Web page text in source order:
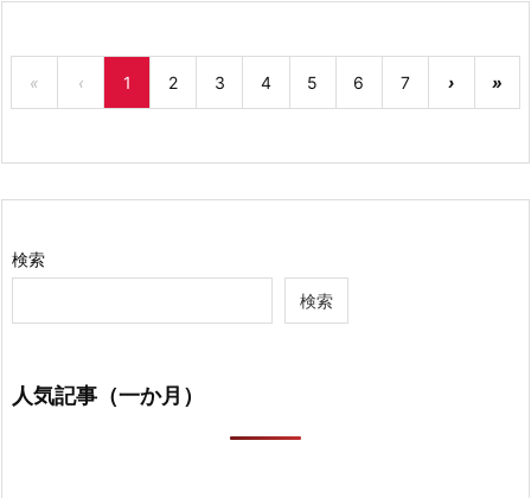
« ‹ 1 2 3 4 5 6 7 › »
検索
検索
人気記事（一か月）